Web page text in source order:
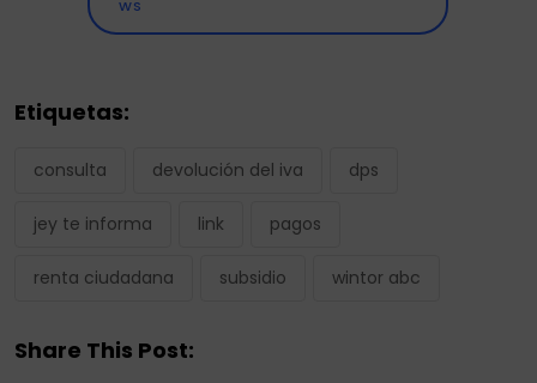
Etiquetas:
consulta devolución del iva dps
jey te informa link pagos
renta ciudadana subsidio wintor abc
Share This Post: